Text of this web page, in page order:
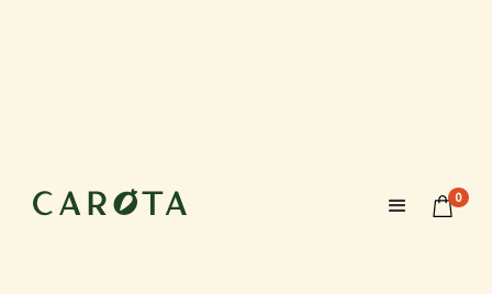
0
3 novembre 2026
Maximum 6 participants avec 1 accompagnateur chacun.